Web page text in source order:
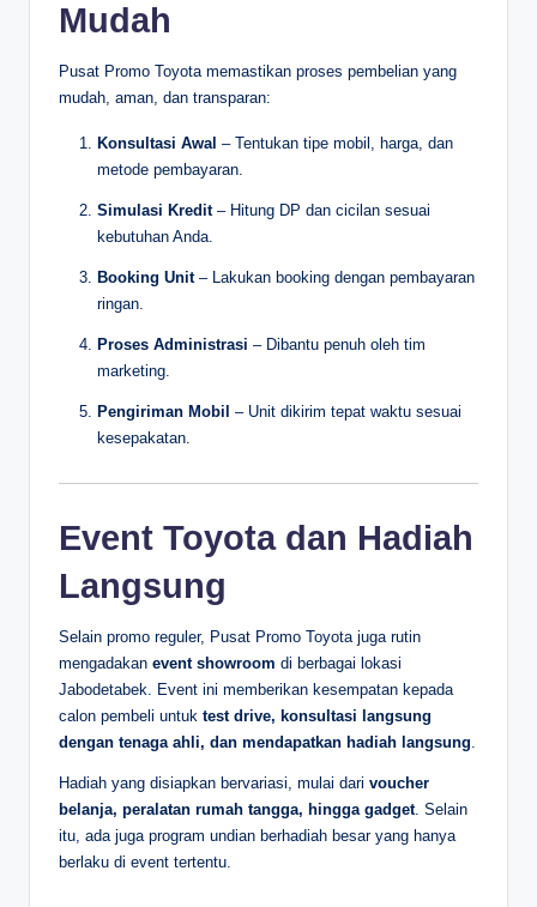
Mudah
Pusat Promo Toyota memastikan proses pembelian yang
mudah, aman, dan transparan:
Konsultasi Awal – Tentukan tipe mobil, harga, dan
metode pembayaran.
Simulasi Kredit– Hitung DP dan cicilan sesuai
kebutuhan Anda.
Booking Unit– Lakukan booking dengan pembayaran
ringan.
Proses Administrasi – Dibantu penuh oleh tim
marketing.
Pengiriman Mobil – Unit dikirim tepat waktu sesuai
kesepakatan.
Event Toyota dan Hadiah
Langsung
Selain promo reguler, Pusat Promo Toyota juga rutin
mengadakan event showroom di berbagai lokasi
Jabodetabek. Event ini memberikan kesempatan kepada
calon pembeli untuk test drive, konsultasi langsung
dengan tenaga ahli, dan mendapatkan hadiah langsung.
Hadiah yang disiapkan bervariasi, mulai dari voucher
belanja, peralatan rumah tangga, hingga gadget. Selain
itu, ada juga program undian berhadiah besar yang hanya
berlaku di event tertentu.